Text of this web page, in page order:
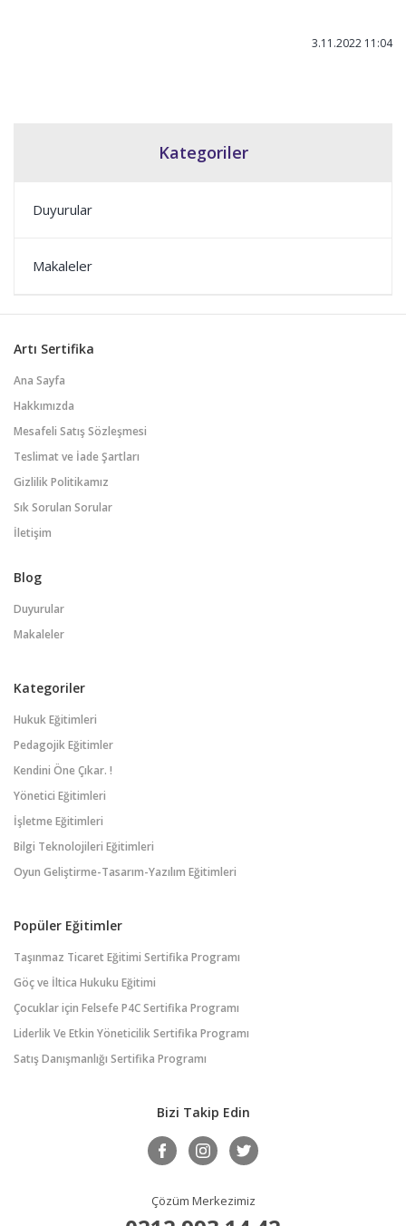
Kategoriler
Duyurular
Makaleler
3.11.2022 11:04
Artı Sertifika
Ana Sayfa
Hakkımızda
Mesafeli Satış Sözleşmesi
Teslimat ve İade Şartları
Gizlilik Politikamız
Sık Sorulan Sorular
İletişim
Blog
Duyurular
Makaleler
Kategoriler
Hukuk Eğitimleri
Pedagojik Eğitimler
Kendini Öne Çıkar. !
Yönetici Eğitimleri
İşletme Eğitimleri
Bilgi Teknolojileri Eğitimleri
Oyun Geliştirme-Tasarım-Yazılım Eğitimleri
Popüler Eğitimler
Taşınmaz Ticaret Eğitimi Sertifika Programı
Göç ve İltica Hukuku Eğitimi
Çocuklar için Felsefe P4C Sertifika Programı
Liderlik Ve Etkin Yöneticilik Sertifika Programı
Satış Danışmanlığı Sertifika Programı
Bizi Takip Edin
Çözüm Merkezimiz